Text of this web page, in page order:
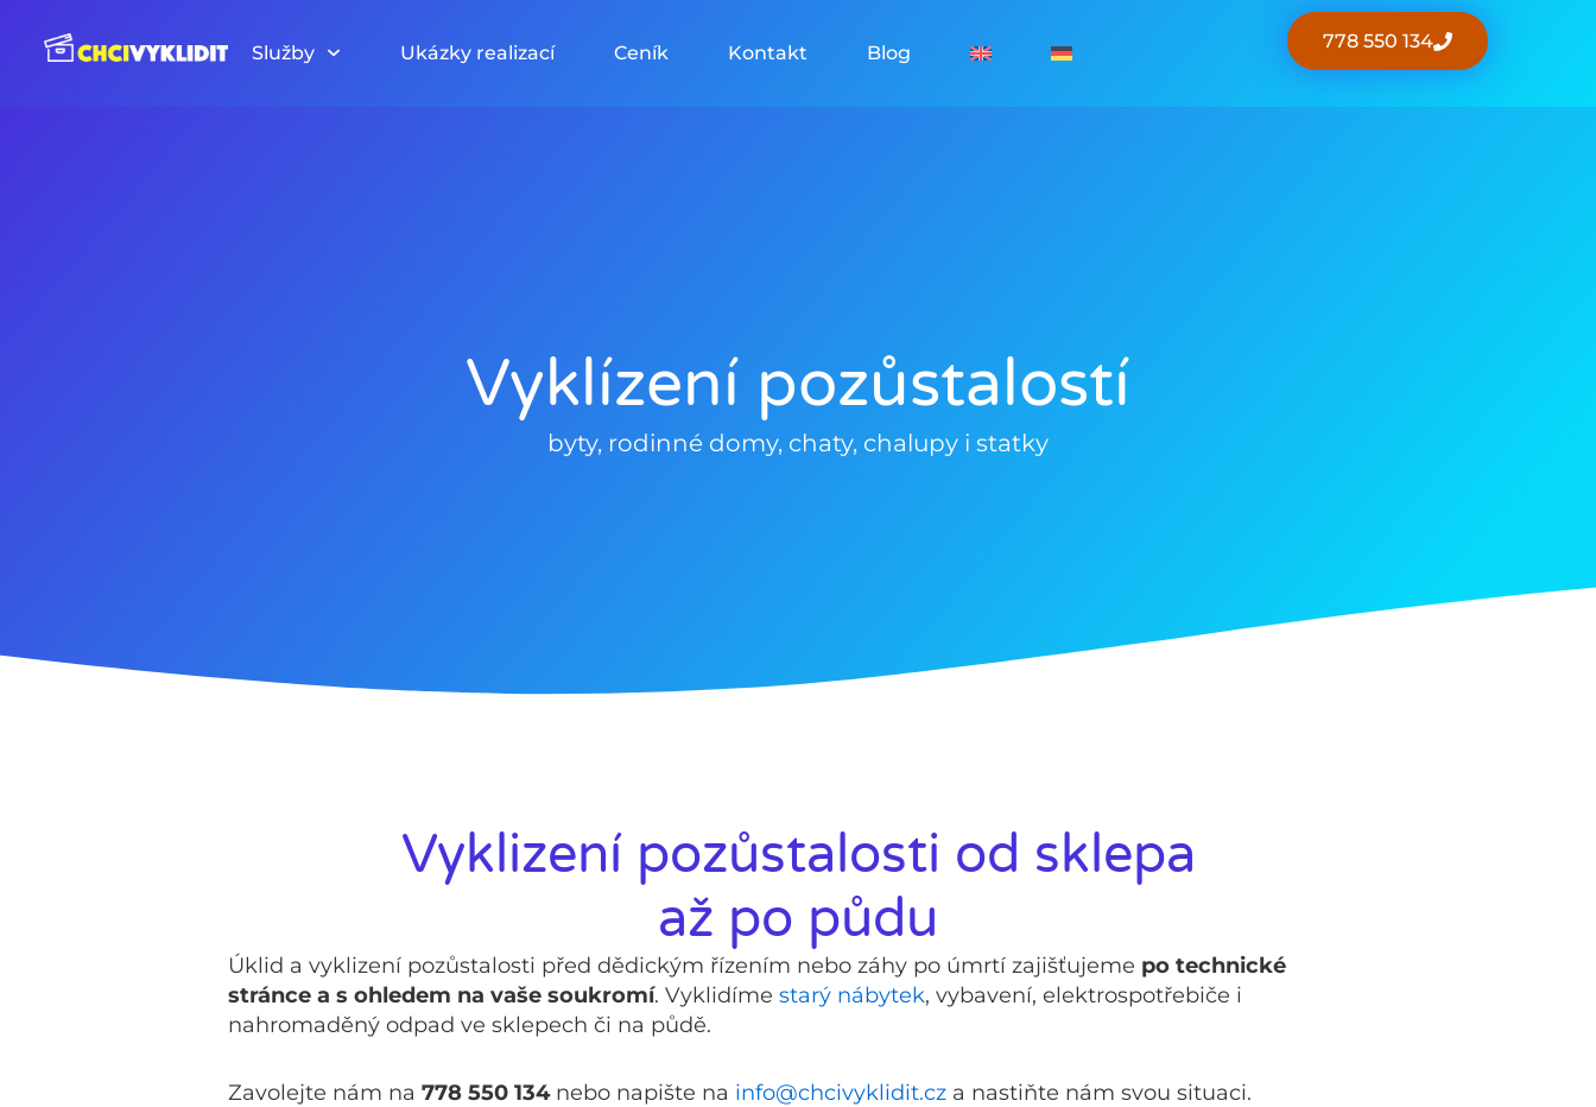
Služby Ukázky realizací Ceník Kontakt Blog
778 550 134
Vyklízení pozůstalostí
byty, rodinné domy, chaty, chalupy i statky
Vyklizení pozůstalosti od sklepa
až po půdu
Úklid a vyklizení pozůstalosti před dědickým řízením nebo záhy po úmrtí zajišťujeme po technické
stránce a s ohledem na vaše soukromí. Vyklidíme starý nábytek, vybavení, elektrospotřebiče i
nahromaděný odpad ve sklepech či na půdě.
Zavolejte nám na 778 550 134nebo napište na info@chcivyklidit.cz a nastiňte nám svou situaci.